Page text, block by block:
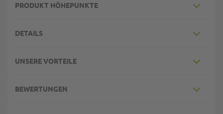
PRODUKT HÖHEPUNKTE
DETAILS
UNSERE VORTEILE
BEWERTUNGEN